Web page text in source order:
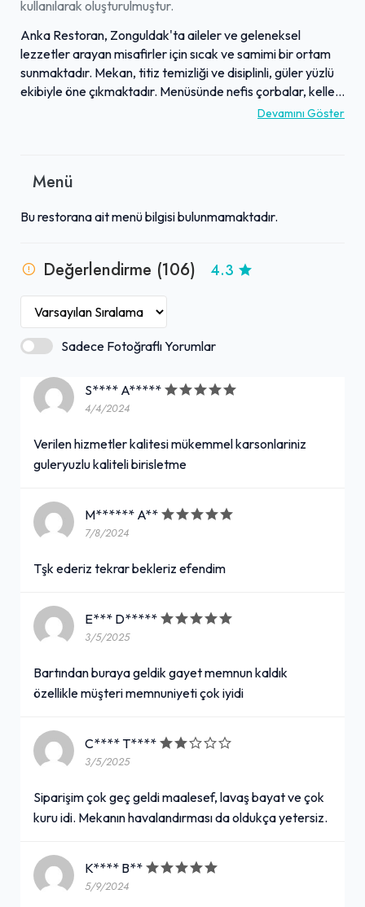
kullanılarak oluşturulmuştur.
Anka Restoran, Zonguldak'ta aileler ve geleneksel
lezzetler arayan misafirler için sıcak ve samimi bir ortam
sunmaktadır. Mekan, titiz temizliği ve disiplinli, güler yüzlü
ekibiyle öne çıkmaktadır. Menüsünde nefis çorbalar, kelle
söğüş, Adana kebap ve dana haşlama gibi beğenilen
misafir memnuniyetini sağlamaktadır. Anka Restoran,
atmosferiyle bölgede kesinlikle tavsiye edilen bir lezzet
Devamını Göster
Menü
Bu restorana ait menü bilgisi bulunmamaktadır.
Değerlendirme (106) 4.3
Sadece Fotoğraflı Yorumlar
S**** A*****
4/4/2024
Verilen hizmetler kalitesi mükemmel karsonlariniz
guleryuzlu kaliteli birisletme
M****** A**
7/8/2024
Tşk ederiz tekrar bekleriz efendim
E*** D*****
3/5/2025
Bartından buraya geldik gayet memnun kaldık
özellikle müşteri memnuniyeti çok iyidi
C**** T****
3/5/2025
Siparişim çok geç geldi maalesef, lavaş bayat ve çok
kuru idi. Mekanın havalandırması da oldukça yetersiz.
K**** B**
5/9/2024